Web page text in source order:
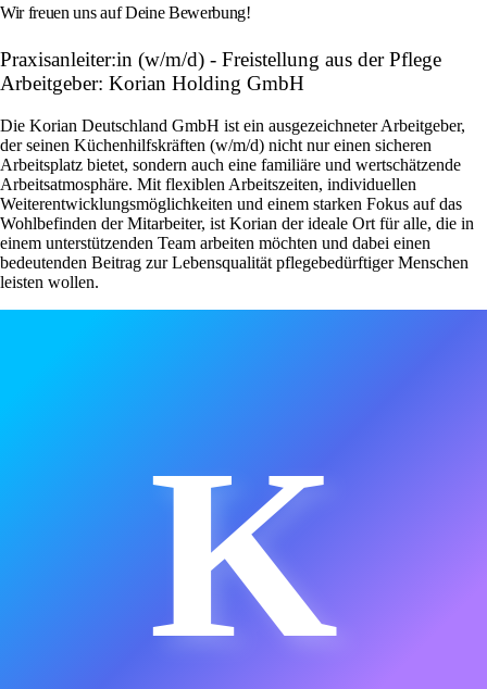
Wir freuen uns auf Deine Bewerbung!
Praxisanleiter:in (w/m/d) - Freistellung aus der Pflege
Arbeitgeber: Korian Holding GmbH
Die Korian Deutschland GmbH ist ein ausgezeichneter Arbeitgeber,
der seinen Küchenhilfskräften (w/m/d) nicht nur einen sicheren
Arbeitsplatz bietet, sondern auch eine familiäre und wertschätzende
Arbeitsatmosphäre. Mit flexiblen Arbeitszeiten, individuellen
Weiterentwicklungsmöglichkeiten und einem starken Fokus auf das
Wohlbefinden der Mitarbeiter, ist Korian der ideale Ort für alle, die in
einem unterstützenden Team arbeiten möchten und dabei einen
bedeutenden Beitrag zur Lebensqualität pflegebedürftiger Menschen
leisten wollen.
K